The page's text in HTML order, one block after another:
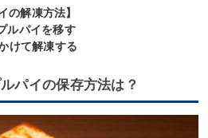
の解凍方法】
ルパイを移す
けて解凍する
パイの保存方法は？